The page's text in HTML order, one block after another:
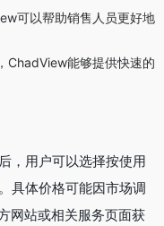
可以帮助销售人员更好地
ChadView能够提供快速的
，用户可以选择按使用
具体价格可能因市场调
网站或相关服务页面获